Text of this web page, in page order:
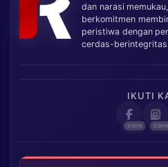
dan narasi
berkomitmen
peristiwa dengan
cerdas-berintegritas.
IKUTI